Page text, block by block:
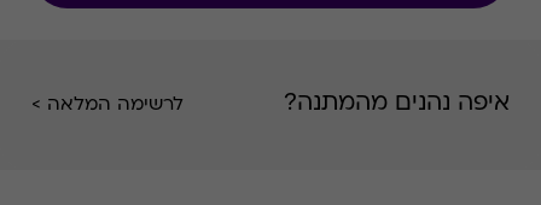
איפה נהנים מהמתנה? לרשימה המלאה >